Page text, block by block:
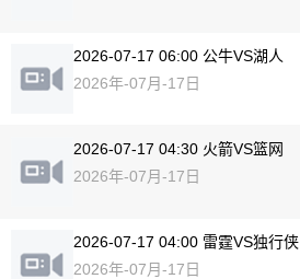
2026-07-17 06:00 公牛VS湖人
2026年-07月-17日
2026-07-17 04:30 火箭VS篮网
2026年-07月-17日
2026-07-17 04:00 雷霆VS独行侠
2026年-07月-17日